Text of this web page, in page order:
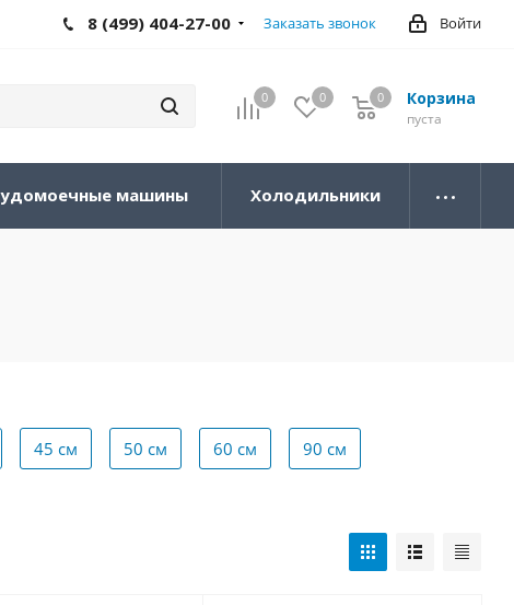
Войти
8 (499) 404-27-00 Заказать звонок
0 0 Корзина
0
пуста
0
машины Холодильники
45 см 50 см 60 см 90 см